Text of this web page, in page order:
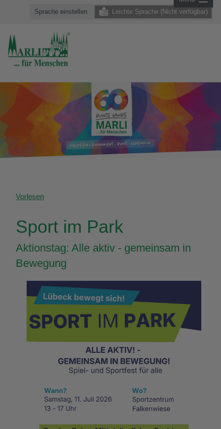
Sprache einstellen Leichte Sprache (Nicht verfügbar)
Vorlesen
Sport im Park
Aktionstag: Alle aktiv - gemeinsam in
Bewegung